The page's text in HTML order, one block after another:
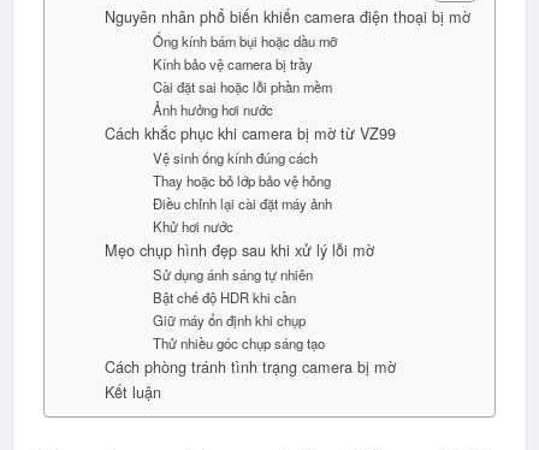
Nguyên nhân phổ biến khiến camera điện thoại bị mờ
Ống kính bám bụi hoặc dầu mỡ
Kính bảo vệ camera bị trầy
Cài đặt sai hoặc lỗi phần mềm
Ảnh hưởng hơi nước
Cách khắc phục khi camera bị mờ từ VZ99
Vệ sinh ống kính đúng cách
Thay hoặc bỏ lớp bảo vệ hỏng
Điều chỉnh lại cài đặt máy ảnh
Khử hơi nước
Mẹo chụp hình đẹp sau khi xử lý lỗi mờ
Sử dụng ánh sáng tự nhiên
Bật chế độ HDR khi cần
Giữ máy ổn định khi chụp
Thử nhiều góc chụp sáng tạo
Cách phòng tránh tình trạng camera bị mờ
Kết luận